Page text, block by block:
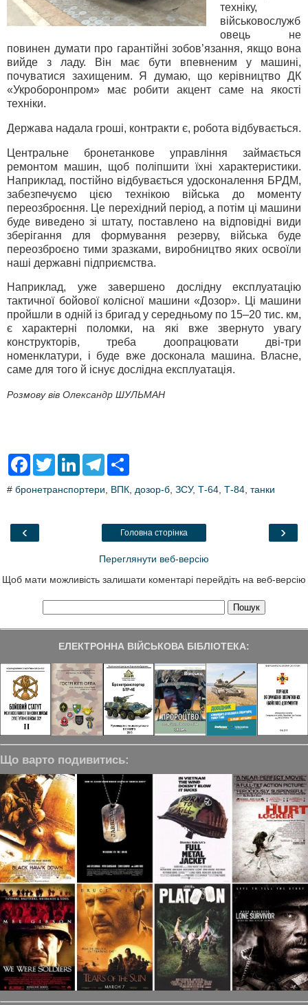
техніку,
військовослужб
овець не
повинен думати про гарантійні зобов’язання, якщо вона
вийде з ладу. Він має бути впевненим у машині,
почуватися захищеним. Я думаю, що керівництво ДК
«Укроборонпром» має робити акцент саме на якості
техніки.
Держава надала гроші, контракти є, робота відбувається.
Центральне бронетанкове управління займається
ремонтом машин, щоб поліпшити їхні характеристики.
Наприклад, постійно відбувається удосконалення БРДМ,
забезпечуємо цією технікою війська до моменту
переозброєння. Це перехідний період, а потім ці машини
буде виведено зі штату, поставлено на відповідні види
зберігання для формування резерву, війська буде
переозброєно тими зразками, виробництво яких освоїли
наші державні підприємства.
Наприклад, уже завершено дослідну експлуатацію
тактичної бойової колісної машини «Дозор». Ці машини
пройшли в одній із бригад у середньому по 15–20 тис. км,
є характерні поломки, на які вже звернуто увагу
конструкторів, треба доопрацювати дві-три
номенклатури, і буде вже досконала машина. Власне,
саме для того й існує дослідна експлуатація.
Розмову вів Олександр ШУЛЬМАН
F
e
o
T
t
L
k
T
e
a
r
# бронетранспортери ВПК дозор-б ЗСУ, Т-64 Т-84 танки
‹ ›
Головна сторінка
Переглянути веб-версію
Щоб мати можливість залишати коментарі перейдіть на веб-версію
ЕЛЕКТРОННА ВІЙСЬКОВА БІБЛІОТЕКА:
Що варто подивитись: